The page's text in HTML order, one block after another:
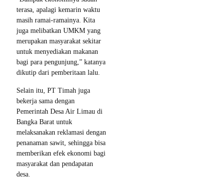
terasa, apalagi kemarin waktu
masih ramai-ramainya. Kita
juga melibatkan UMKM yang
merupakan masyarakat sekitar
untuk menyediakan makanan
bagi para pengunjung,” katanya
dikutip dari pemberitaan lalu.
Selain itu, PT Timah juga
bekerja sama dengan
Pemerintah Desa Air Limau di
Bangka Barat untuk
melaksanakan reklamasi dengan
penanaman sawit, sehingga bisa
memberikan efek ekonomi bagi
masyarakat dan pendapatan
desa.